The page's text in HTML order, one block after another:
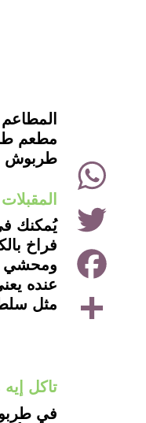
Share
Facebook
Twitter
WhatsApp
instagram
مطعم
طربوش
يُمكنك
فراخ
ومحشي
عنده
مثل
تاكل
في